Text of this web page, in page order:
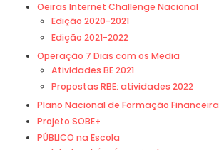
Oeiras Internet Challenge Nacional
Edição 2020-2021
Edição 2021-2022
Operação 7 Dias com os Media
Atividades BE 2021
Propostas RBE: atividades 2022
Plano Nacional de Formação Financeira
Projeto SOBE+
PÚBLICO na Escola